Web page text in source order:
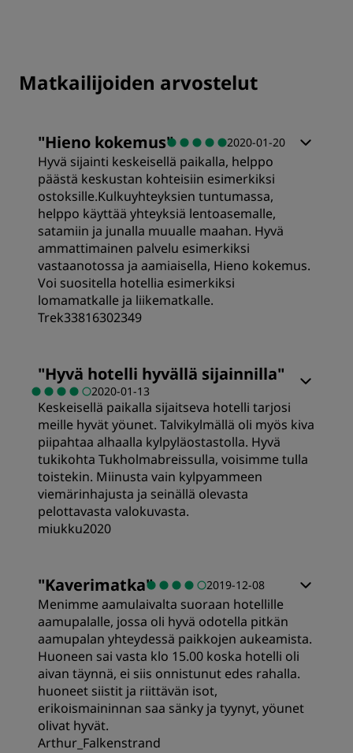
Matkailijoiden arvostelut
"Hieno kokemus" 2020-01-20
Hyvä sijainti keskeisellä paikalla, helppo
päästä keskustan kohteisiin esimerkiksi
ostoksille.Kulkuyhteyksien tuntumassa,
helppo käyttää yhteyksiä lentoasemalle,
satamiin ja junalla muualle maahan. Hyvä
ammattimainen palvelu esimerkiksi
vastaanotossa ja aamiaisella, Hieno kokemus.
Voi suositella hotellia esimerkiksi
lomamatkalle ja liikematkalle.
Trek33816302349
Hinta-laatusuhde
Nukkuminen
Sijainti
Palvelu
"Hyvä hotelli hyvällä sijainnilla"
2020-01-13
Keskeisellä paikalla sijaitseva hotelli tarjosi
meille hyvät yöunet. Talvikylmällä oli myös kiva
piipahtaa alhaalla kylpyläostastolla. Hyvä
tukikohta Tukholmabreissulla, voisimme tulla
toistekin. Miinusta vain kylpyammeen
viemärinhajusta ja seinällä olevasta
pelottavasta valokuvasta.
miukku2020
Hinta-laatusuhde
Nukkuminen
Sijainti
"Kaverimatka" 2019-12-08
Menimme aamulaivalta suoraan hotellille
aamupalalle, jossa oli hyvä odotella pitkän
aamupalan yhteydessä paikkojen aukeamista.
Huoneen sai vasta klo 15.00 koska hotelli oli
aivan täynnä, ei siis onnistunut edes rahalla.
huoneet siistit ja riittävän isot,
erikoismaininnan saa sänky ja tyynyt, yöunet
olivat hyvät.
Arthur_Falkenstrand